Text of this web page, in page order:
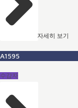
자세히 보기
A1595
수감자